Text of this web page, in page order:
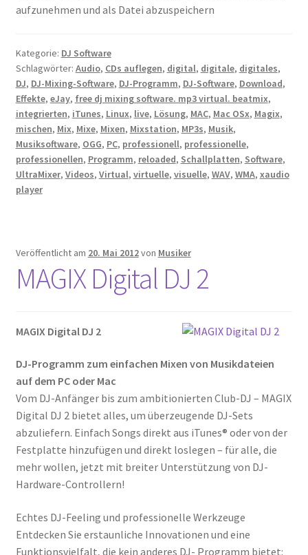
aufzunehmen und als Datei abzuspeichern
Kategorie: DJ Software
Schlagwörter: Audio, CDs auflegen, digital, digitale, digitales,
DJ, DJ-Mixing-Software, DJ-Programm, DJ-Software, Download,
Effekte, eJay, free dj mixing software. mp3 virtual. beatmix,
integrierten, iTunes, Linux, live, Lösung, MAC, Mac OSx, Magix,
mischen, Mix, Mixe, Mixen, Mixstation, MP3s, Musik,
Musiksoftware, OGG, PC, professionell, professionelle,
professionellen, Programm, reloaded, Schallplatten, Software,
UltraMixer, Videos, Virtual, virtuelle, visuelle, WAV, WMA, xaudio
player
Veröffentlicht am 20. Mai 2012von Musiker
MAGIX Digital DJ 2
MAGIX Digital DJ 2
DJ-Programm zum einfachen Mixen von Musikdateien
auf dem PC oder Mac
Vom DJ-Anfänger bis zum ambitionierten Club-DJ – MAGIX
Digital DJ 2 bietet alles, um überzeugende DJ-Sets
abzuliefern. Einfach Songs direkt aus iTunes® oder von der
Festplatte hinzufügen und direkt loslegen – für alle, die
mehr wollen, jetzt mit breiter Unterstützung von DJ-
Hardware-Controllern!
Echtes DJ-Feeling und professionelle Werkzeuge
Entdecken Sie erstaunliche Innovationen und eine
Funktionsvielfalt, die kein anderes DJ- Programm bietet: